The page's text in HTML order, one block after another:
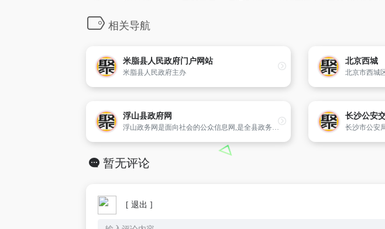
相关导航
米脂县人民政府门户网站
米脂县人民政府主办
北京西城
北京市西城
浮山县政府网
浮山政务网是面向社会的公众信息网,是全县政务网站群体的中心和枢纽,是透视了解浮山县全貌的窗口。网站面向社会各界发布政务信息,反映社情民意,宣传浮山县经济和社会的发展,提供网上政务服务。
长沙公安
暂无评论
[ 退出 ]